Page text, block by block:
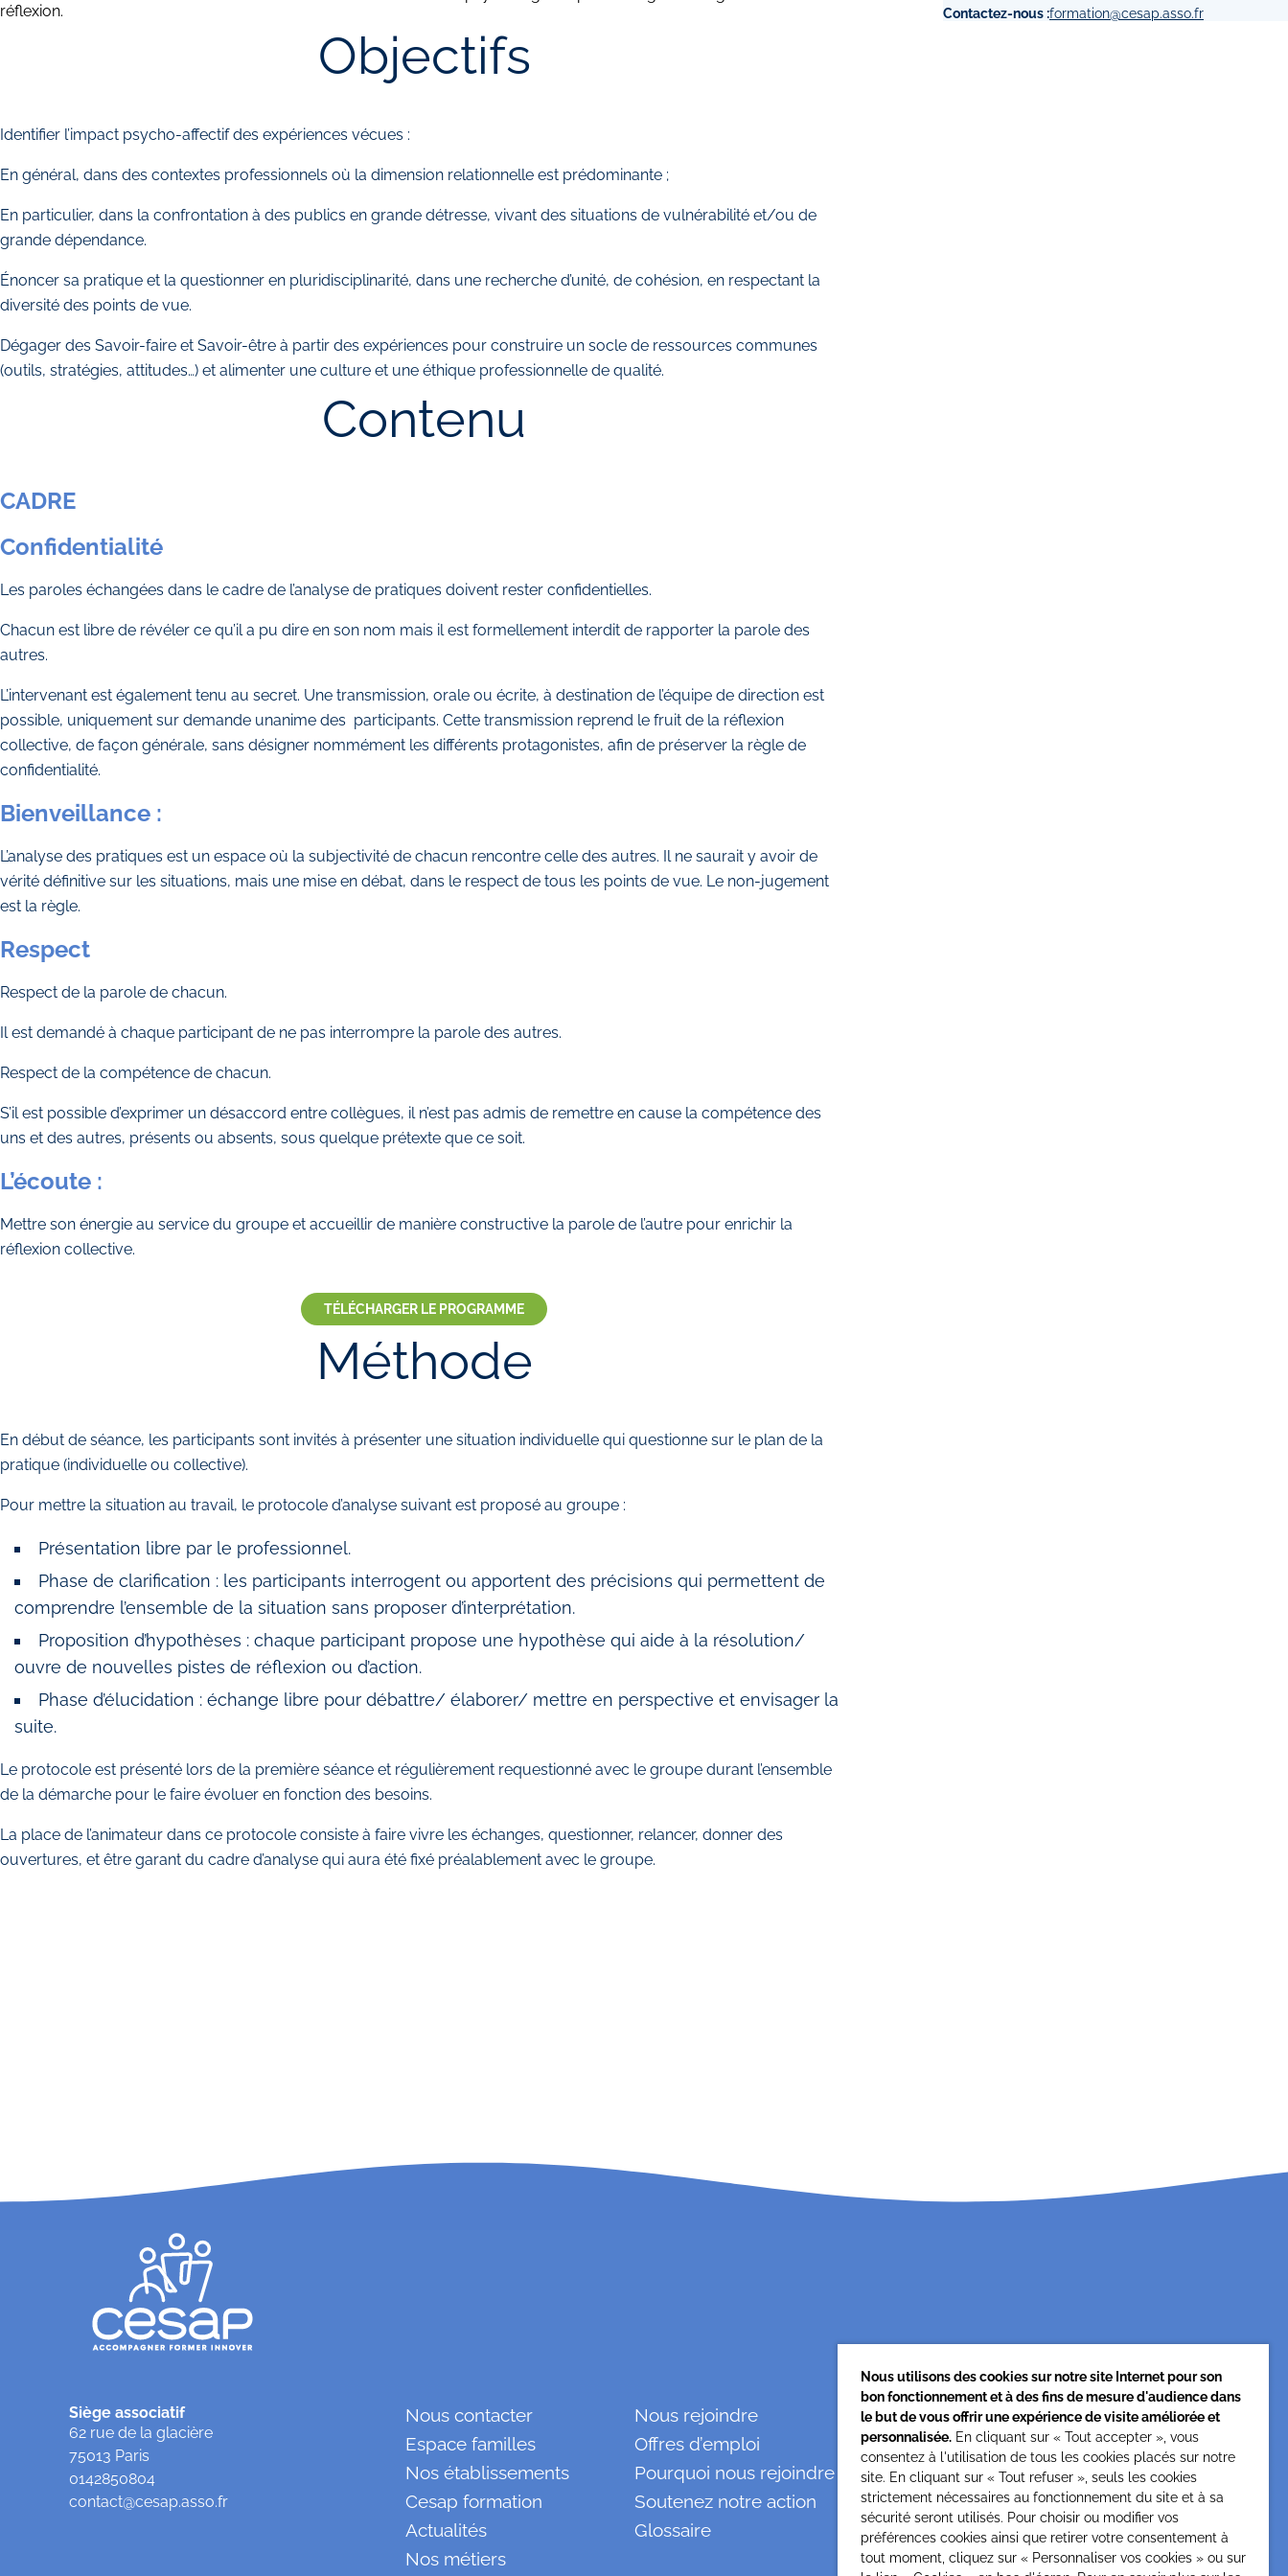
réflexion.
Objectifs
Identifier l’impact psycho-affectif des expériences vécues :
En général, dans des contextes professionnels où la dimension relationnelle est prédominante ;
En particulier, dans la confrontation à des publics en grande détresse, vivant des situations de vulnérabilité et/ou de
grande dépendance.
Énoncer sa pratique et la questionner en pluridisciplinarité, dans une recherche d’unité, de cohésion, en respectant la
diversité des points de vue.
Dégager des Savoir-faire et Savoir-être à partir des expériences pour construire un socle de ressources communes
(outils, stratégies, attitudes…) et alimenter une culture et une éthique professionnelle de qualité.
Contenu
CADRE
Confidentialité
Les paroles échangées dans le cadre de l’analyse de pratiques doivent rester confidentielles.
Chacun est libre de révéler ce qu’il a pu dire en son nom mais il est formellement interdit de rapporter la parole des
autres.
L’intervenant est également tenu au secret. Une transmission, orale ou écrite, à destination de l’équipe de direction est
possible, uniquement sur demande unanime des participants. Cette transmission reprend le fruit de la réflexion
collective, de façon générale, sans désigner nommément les différents protagonistes, afin de préserver la règle de
confidentialité.
Bienveillance :
L’analyse des pratiques est un espace où la subjectivité de chacun rencontre celle des autres. Il ne saurait y avoir de
vérité définitive sur les situations, mais une mise en débat, dans le respect de tous les points de vue. Le non-jugement
est la règle.
Respect
Respect de la parole de chacun.
Il est demandé à chaque participant de ne pas interrompre la parole des autres.
Respect de la compétence de chacun.
S’il est possible d’exprimer un désaccord entre collègues, il n’est pas admis de remettre en cause la compétence des
uns et des autres, présents ou absents, sous quelque prétexte que ce soit.
L’écoute :
Mettre son énergie au service du groupe et accueillir de manière constructive la parole de l’autre pour enrichir la
réflexion collective.
TÉLÉCHARGER LE PROGRAMME
Méthode
En début de séance, les participants sont invités à présenter une situation individuelle qui questionne sur le plan de la
pratique (individuelle ou collective).
Pour mettre la situation au travail, le protocole d’analyse suivant est proposé au groupe :
Présentation libre par le professionnel.
Phase de clarification : les participants interrogent ou apportent des précisions qui permettent de
comprendre l’ensemble de la situation sans proposer d’interprétation.
Proposition d’hypothèses : chaque participant propose une hypothèse qui aide à la résolution/
ouvre de nouvelles pistes de réflexion ou d’action.
Phase d’élucidation : échange libre pour débattre/ élaborer/ mettre en perspective et envisager la
suite.
Le protocole est présenté lors de la première séance et régulièrement requestionné avec le groupe durant l’ensemble
de la démarche pour le faire évoluer en fonction des besoins.
La place de l’animateur dans ce protocole consiste à faire vivre les échanges, questionner, relancer, donner des
ouvertures, et être garant du cadre d’analyse qui aura été fixé préalablement avec le groupe.
Contactez-nous :formation@cesap.asso.fr
Siège associatif
62 rue de la glacière
75013 Paris
0142850804
contact@cesap.asso.fr
Nous contacter
Espace familles
Nos établissements
Cesap formation
Actualités
Nos métiers
Nous rejoindre
Offres d’emploi
Pourquoi nous rejoindre ?
Soutenez notre action
Glossaire
Cesap Formation
formation@cesap.asso.fr
01 53 20 68 58
Nous utilisons des cookies sur notre site Internet pour son
bon fonctionnement et à des fins de mesure d'audience dans
le but de vous offrir une expérience de visite améliorée et
personnalisée. En cliquant sur « Tout accepter », vous
consentez à l'utilisation de tous les cookies placés sur notre
site. En cliquant sur « Tout refuser », seuls les cookies
strictement nécessaires au fonctionnement du site et à sa
sécurité seront utilisés. Pour choisir ou modifier vos
préférences cookies ainsi que retirer votre consentement à
tout moment, cliquez sur « Personnaliser vos cookies » ou sur